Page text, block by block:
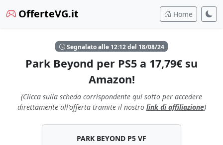
OfferteVG.it Home
Segnalato alle 12:12 del 18/08/24
Park Beyond per PS5 a 17,79€ su
Amazon!
(Clicca sulla scheda corrispondente qui sotto per accedere
direttamente all'offerta tramite il nostro link di affiliazione)
PARK BEYOND P5 VF